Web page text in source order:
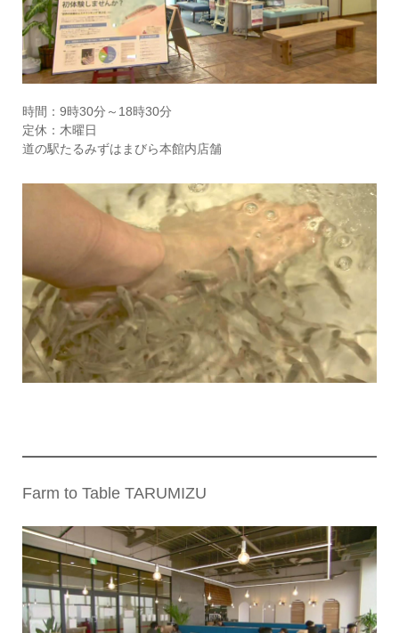
時間：9時30分～18時30分
定休：木曜日
道の駅たるみずはまびら本館内店舗
Farm to Table TARUMIZU